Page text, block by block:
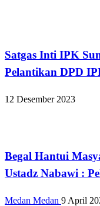
Satgas Inti IPK
Pelantikan DPD
12 Desember 2023
Begal Hantui
Ustadz Nabawi :
Medan Medan 9 April